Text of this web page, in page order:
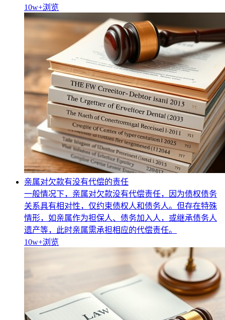
10w+浏览
亲属对欠款有没有代偿的责任
一般情况下，亲属对欠款没有代偿责任，因为债权债务
关系具有相对性，仅约束债权人和债务人。但存在特殊
情形，如亲属作为担保人、债务加入人，或继承债务人
遗产等，此时亲属需承担相应的代偿责任。
10w+浏览